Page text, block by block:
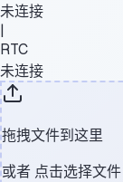
未连接
|
RTC
未连接
拖拽文件到这里
或者 点击选择文件